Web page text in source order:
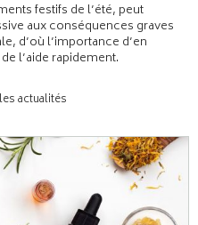
festifs de l’été, peut
aux conséquences graves
d’où l’importance d’en
l’aide rapidement.
actualités